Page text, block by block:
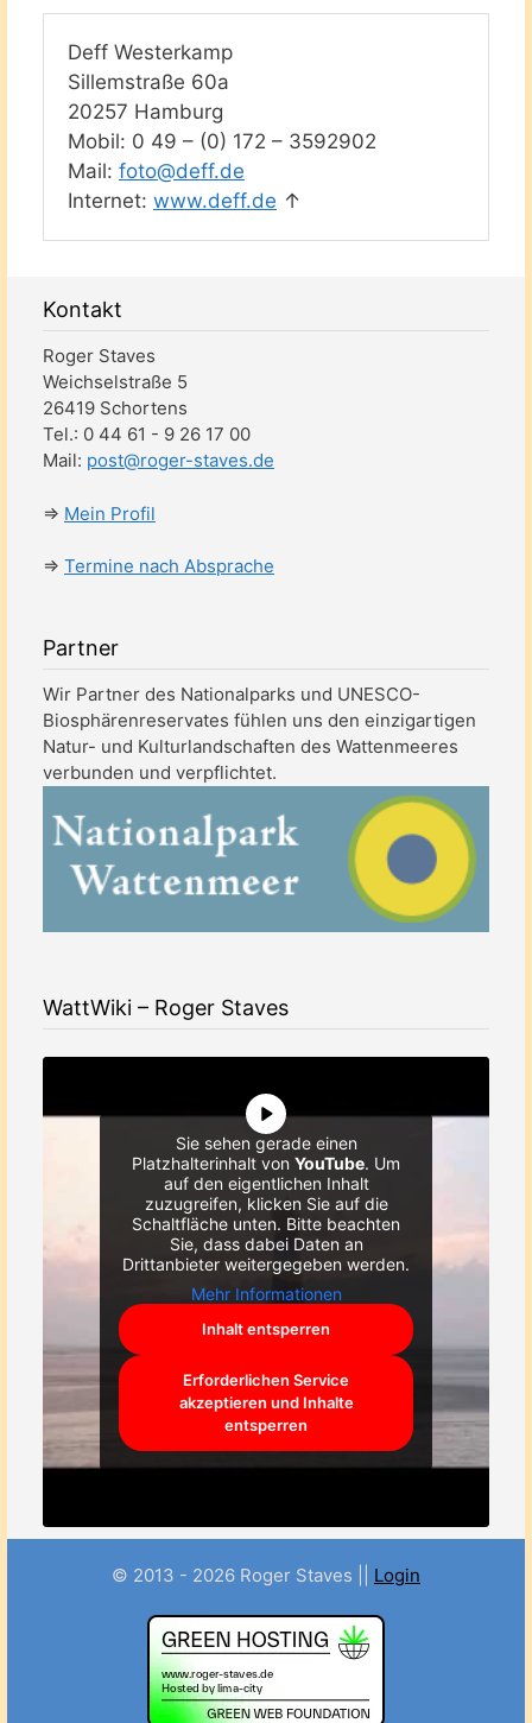
Deff Westerkamp
Sillemstraße 60a
20257 Hamburg
Mobil: 0 49 – (0) 172 – 3592902
Mail: foto@deff.de
Internet: www.deff.de ↑
Kontakt
Roger Staves
Weichselstraße 5
26419 Schortens
Tel.: 0 44 61 - 9 26 17 00
Mail: post@roger-staves.de
⇒ Mein Profil
⇒ Termine nach Absprache
Partner
Wir Partner des Nationalparks und UNESCO-
Biosphärenreservates fühlen uns den einzigartigen
Natur- und Kulturlandschaften des Wattenmeeres
verbunden und verpflichtet.
WattWiki – Roger Staves
Sie sehen gerade einen
Platzhalterinhalt von YouTube. Um
auf den eigentlichen Inhalt
zuzugreifen, klicken Sie auf die
Schaltfläche unten. Bitte beachten
Sie, dass dabei Daten an
Drittanbieter weitergegeben werden.
Mehr Informationen
Inhalt entsperren
Erforderlichen Service
akzeptieren und Inhalte
entsperren
© 2013 - 2026 Roger Staves || Login